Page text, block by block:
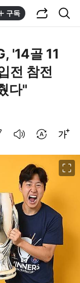
구독
'14골 11
전 참전
다"